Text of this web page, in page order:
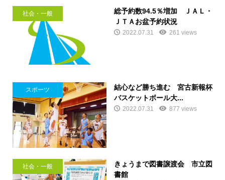
社会・一般
総予約数94.5％増加 ＪＡＬ・
ＪＴＡお盆予約状況
2022.07.31 261 views
スポーツ
結心など勝ち進む 宮古新報杯
バスケットボール大...
2022.07.31 877 views
社会・一般
きょうまで図書譲渡会 市立図
書館